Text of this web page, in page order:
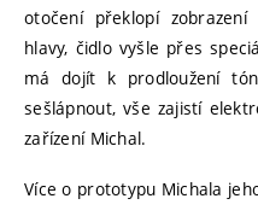
otočení překlopí
hlavy, čidlo vyšle přes
má dojít k prodloužení
sešlápnout, vše zajistí
zařízení Michal.
Více o prototypu Michala